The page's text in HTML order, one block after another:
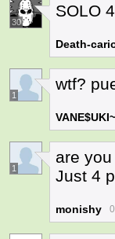
30
SOLO
Death-
1
wtf?
VANE$UKI~
1
are
Just 4
monishy